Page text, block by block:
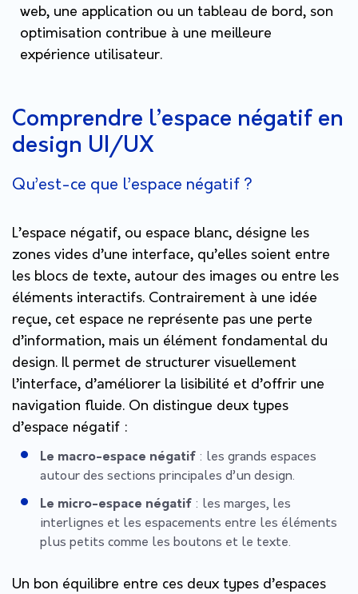
web, une application ou un tableau de bord, son
optimisation contribue à une meilleure
expérience utilisateur.
Comprendre l’espace négatif en
design UI/UX
Qu’est-ce que l’espace négatif ?
L’espace négatif, ou espace blanc, désigne les
zones vides d’une interface, qu’elles soient entre
les blocs de texte, autour des images ou entre les
éléments interactifs. Contrairement à une idée
reçue, cet espace ne représente pas une perte
d’information, mais un élément fondamental du
design. Il permet de structurer visuellement
l’interface, d’améliorer la lisibilité et d’offrir une
navigation fluide. On distingue deux types
d’espace négatif :
Le macro-espace négatif : les grands espaces
autour des sections principales d’un design.
Le micro-espace négatif : les marges, les
interlignes et les espacements entre les éléments
plus petits comme les boutons et le texte.
Un bon équilibre entre ces deux types d’espaces